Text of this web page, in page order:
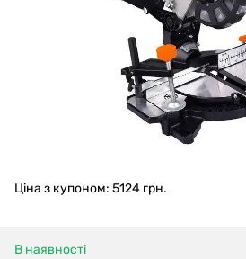
Ціна з купоном: 5124 грн.
В наявності